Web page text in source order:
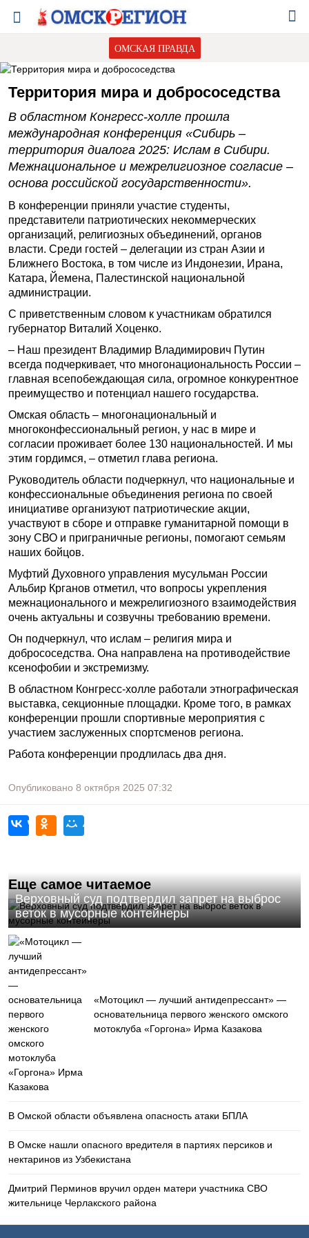
ОМСКАЯ ПРАВДА
Территория мира и добрососедства
В областном Конгресс-холле прошла
международная конференция «Сибирь –
территория диалога 2025: Ислам в Сибири.
Межнациональное и межрелигиозное согласие –
основа российской государственности».
В конференции приняли участие студенты,
представители патриотических некоммерческих
организаций, религиозных объединений, органов
власти. Среди гостей – делегации из стран Азии и
Ближнего Востока, в том числе из Индонезии, Ирана,
Катара, Йемена, Палестинской национальной
администрации.
С приветственным словом к участникам обратился
губернатор Виталий Хоценко.
– Наш президент Владимир Владимирович Путин
всегда подчеркивает, что многонациональность России –
главная всепобеждающая сила, огромное конкурентное
преимущество и потенциал нашего государства.
Омская область – многонациональный и
многоконфессиональный регион, у нас в мире и
согласии проживает более 130 национальностей. И мы
этим гордимся, – отметил глава региона.
Руководитель области подчеркнул, что национальные и
конфессиональные объединения региона по своей
инициативе организуют патриотические акции,
участвуют в сборе и отправке гуманитарной помощи в
зону СВО и приграничные регионы, помогают семьям
наших бойцов.
Муфтий Духовного управления мусульман России
Альбир Крганов отметил, что вопросы укрепления
межнационального и межрелигиозного взаимодействия
очень актуальны и созвучны требованию времени.
Он подчеркнул, что ислам – религия мира и
добрососедства. Она направлена на противодействие
ксенофобии и экстремизму.
В областном Конгресс-холле работали этнографическая
выставка, секционные площадки. Кроме того, в рамках
конференции прошли спортивные мероприятия с
участием заслуженных спортсменов региона.
Работа конференции продлилась два дня.
Опубликовано 8 октября 2025 07:32
Еще самое читаемое
Верховный суд подтвердил запрет на выброс
веток в мусорные контейнеры
«Мотоцикл — лучший антидепрессант» —
основательница первого женского омского
мотоклуба «Горгона» Ирма Казакова
В Омской области объявлена опасность атаки БПЛА
В Омске нашли опасного вредителя в партиях персиков и
нектаринов из Узбекистана
Дмитрий Перминов вручил орден матери участника СВО
жительнице Черлакского района